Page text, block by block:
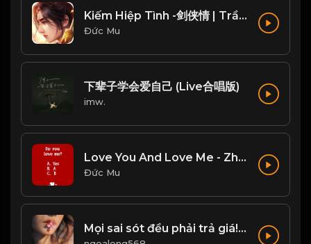
Kiếm Hiệp Tình -剑侠情 | Trần Phi Bình
Đức Mu
下辈子学会爱自己 (Live合唱版)
imw.
Love You And Love Me - Zhang Yao
Đức Mu
Mọi sai sót đều phải trả giá! Đạo